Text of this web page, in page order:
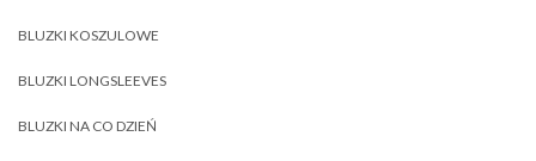
BLUZKI KOSZULOWE
BLUZKI LONGSLEEVES
BLUZKI NA CO DZIEŃ